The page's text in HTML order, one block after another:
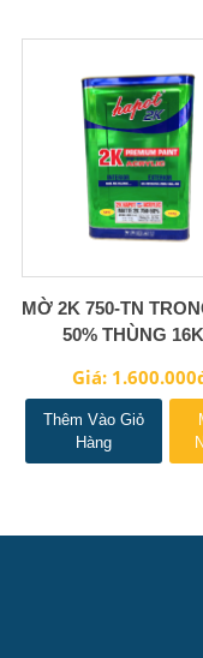
MỜ 2K 750-TN
50% THÙNG
Giá:
Thêm Vào Giỏ
Hàng